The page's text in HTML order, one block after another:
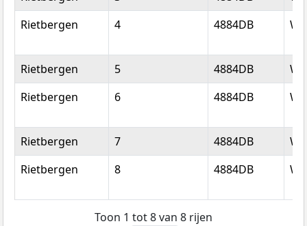
Rietbergen
4 4884DB
Rietbergen 5 4884DB
Rietbergen
6 4884DB
Rietbergen 7 4884DB
Rietbergen
8 4884DB
Toon 1 tot 8 van 8 rijen